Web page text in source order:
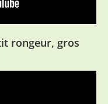
rongeur, gros